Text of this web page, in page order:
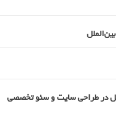
در طراحی سایت و سئو تخصصی